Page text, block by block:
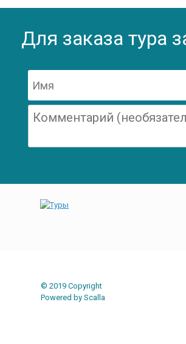
Для заказа тура
© 2019 Copyright
Powered by Scalla